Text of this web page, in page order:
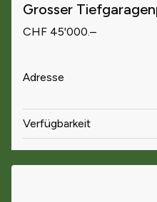
Grosser
CHF 45'000.–
Adresse
Verfügbarkeit